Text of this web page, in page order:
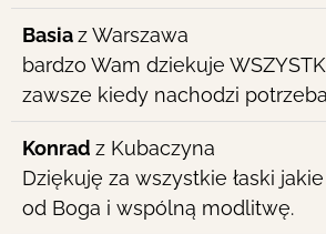
BasiazWarszawa
bardzo Wam dziekuje
zawsze kiedy nachodzi
Konrad z Kubaczyna
Dziękuję za wszystkie łaski
od Boga i wspólną modlitwę.